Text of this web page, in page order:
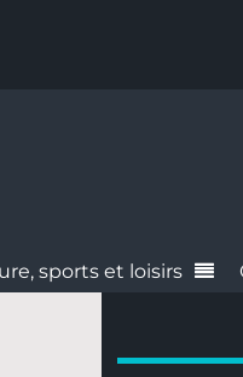
sports et loisirs